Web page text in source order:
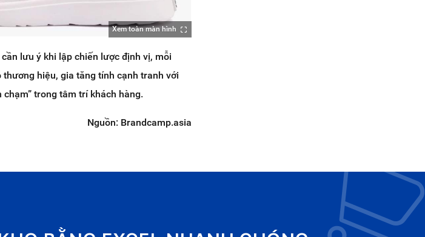
Xem toàn màn hình
lưu ý khi lập chiến lược định vị, mỗi
hiệu, gia tăng tính cạnh tranh với
trong tâm trí khách hàng.
Nguồn: Brandcamp.asia